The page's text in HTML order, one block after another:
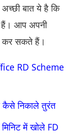
बात ये है कि
हैं। आप अपनी
कर सकते हैं।
RD Scheme
कैसे निकाले तुरंत
में खोले FD